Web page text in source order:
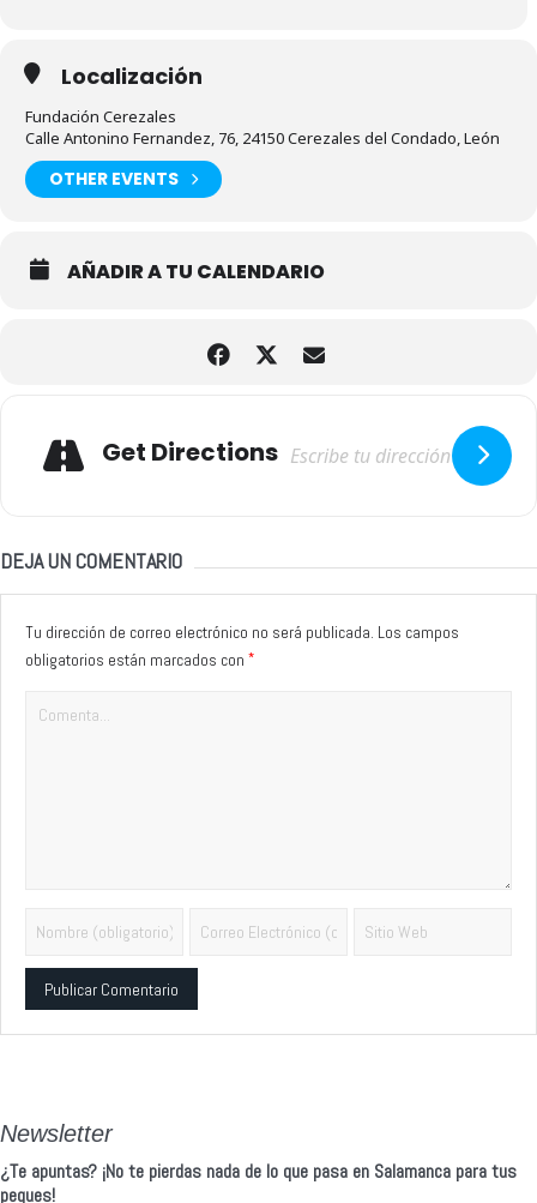
Localización
Fundación Cerezales
Calle Antonino Fernandez, 76, 24150 Cerezales del Condado, León
OTHER EVENTS
AÑADIR A TU CALENDARIO
Get Directions
DEJA UN COMENTARIO
Tu dirección de correo electrónico no será publicada. Los campos
obligatorios están marcados con *
Newsletter
¿Te apuntas? ¡No te pierdas nada de lo que pasa en Salamanca para tus
peques!